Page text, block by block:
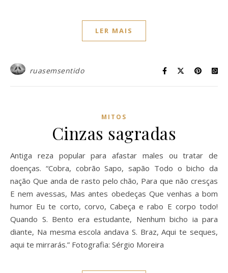
LER MAIS
ruasemsentido
MITOS
Cinzas sagradas
Antiga reza popular para afastar males ou tratar de
doenças. “Cobra, cobrão Sapo, sapão Todo o bicho da
nação Que anda de rasto pelo chão, Para que não cresças
E nem avessas, Mas antes obedeças Que venhas a bom
humor Eu te corto, corvo, Cabeça e rabo E corpo todo!
Quando S. Bento era estudante, Nenhum bicho ia para
diante, Na mesma escola andava S. Braz, Aqui te seques,
aqui te mirrarás.” Fotografia: Sérgio Moreira